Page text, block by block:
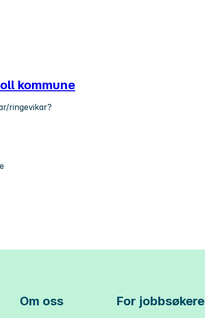
kommune
ringevikar?
Om oss For jobbsøkere